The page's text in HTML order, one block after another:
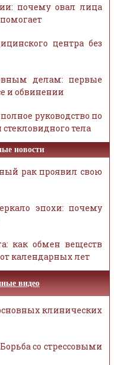
почему овал лица
центра без
делам: первые
и обвинении
руководство по
тела
новости
рак проявил свою
эпохи: почему
как обмен веществ
календарных лет
видео
клинических
со стрессовыми